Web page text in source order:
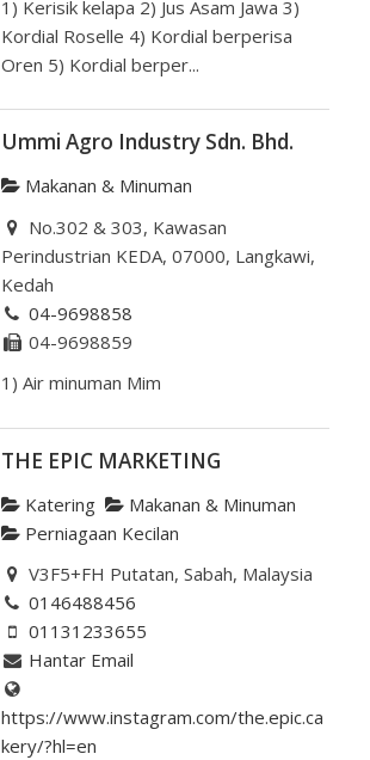
1) Kerisik kelapa 2) Jus Asam Jawa 3)
Kordial Roselle 4) Kordial berperisa
Oren 5) Kordial berper...
Ummi Agro Industry Sdn. Bhd.
Makanan & Minuman
No.302 & 303, Kawasan
Perindustrian KEDA, 07000, Langkawi,
Kedah
04-9698858
04-9698859
1) Air minuman Mim
THE EPIC MARKETING
Katering
Makanan & Minuman
Perniagaan Kecilan
V3F5+FH Putatan, Sabah, Malaysia
0146488456
01131233655
Hantar Email
https://www.instagram.com/the.epic.ca
kery/?hl=en